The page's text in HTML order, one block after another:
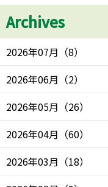
Archives
2026年07月 （8）
2026年06月 （2）
2026年05月 （26）
2026年04月 （60）
2026年03月 （18）